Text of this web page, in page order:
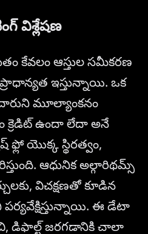
విశ్లేషణ
కేవలం ఆస్తుల సమీకరణ
ఇస్తున్నాయి. ఒక
మూల్యాంకనం
క్రెడిట్ ఉందా లేదా అనే
ఫ్లో యొక్క స్థిరత్వం,
ఆధునిక అల్గారిథమ్స్
విచక్షణతో కూడిన
పర్యవేక్షిస్తున్నాయి. ఈ డేటా
డిఫాల్ట్ జరగడానికి చాలా